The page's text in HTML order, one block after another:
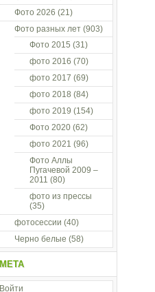
Фото 2026 (21)
Фото разных лет(903)
Фото 2015 (31)
фото 2016 (70)
фото 2017 (69)
фото 2018 (84)
фото 2019 (154)
Фото 2020(62)
фото 2021 (96)
Фото Аллы
Пугачевой 2009 –
2011 (80)
фото из прессы
(35)
фотосессии (40)
Черно белые (58)
МЕТА
Войти